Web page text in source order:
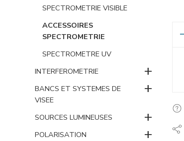
SPECTROMETRIE VISIBLE
ACCESSOIRES
SPECTROMETRIE
SPECTROMETRE UV
INTERFEROMETRIE
+
BANCS ET SYSTEMES DE
VISEE
+
SOURCES LUMINEUSES +
POLARISATION +